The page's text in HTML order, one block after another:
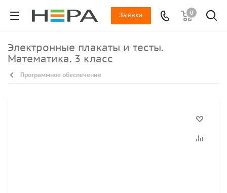
0
Заявка
Электронные плакаты и тесты.
Математика. 3 класс
Программное обеспечение